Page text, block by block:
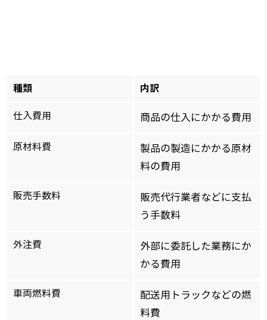
種類 内訳
仕入費用 商品の仕入にかかる費用
原材料費
製品の製造にかかる原材
料の費用
販売手数料
販売代行業者などに支払
う手数料
外注費
外部に委託した業務にか
かる費用
車両燃料費
配送用トラックなどの燃
料費